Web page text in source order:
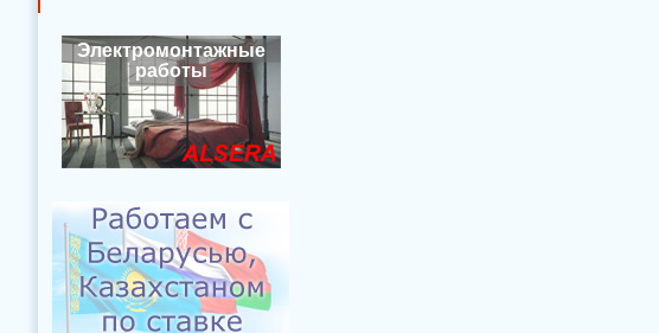
Электромонтажные
работы